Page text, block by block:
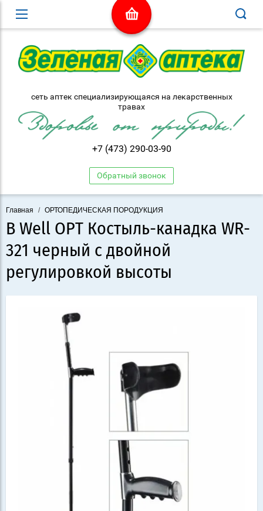
сеть аптек специализирующаяся на лекарственных
травах
+7 (473) 290-03-90
Обратный звонок
Главная / ОРТОПЕДИЧЕСКАЯ ПОРОДУКЦИЯ
В Well ОРТ Костыль-канадка WR-
321 черный с двойной
регулировкой высоты